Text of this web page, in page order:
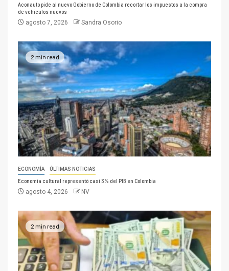
Aconauto pide al nuevo Gobierno de Colombia recortar los impuestos a la compra
de vehículos nuevos
agosto 7, 2026 Sandra Osorio
2 min read
ECONOMÍA ÚLTIMAS NOTICIAS
Economía cultural representó casi 3% del PIB en Colombia
agosto 4, 2026 NV
2 min read